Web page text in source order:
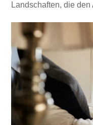
Landschaften, die